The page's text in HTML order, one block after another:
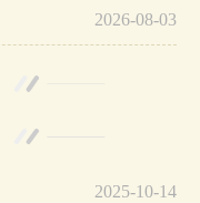
2026-08-03
2025-10-14